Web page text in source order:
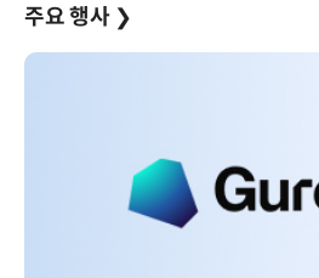
주요 행사 ❯